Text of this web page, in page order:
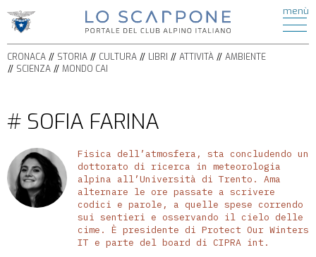
menù
HOME
CRONACA
STORIA
AMBIENTE
ITINERARI
PODCAST
VIDEO
ATTIVITÀ
ESCURSIONISMO
ALPINISMO
ARRAMPICATA
SPELEOLOGIA
ALPINISMO
CIASPOLE
CASCATE
TORRENTISMO
CRONACA STORIA CULTURA LIBRI ATTIVITÀ
AMBIENTE
SCIENZA
MONDO CAI
# SOFIA FARINA
Fisica dell’atmosfera, sta concludendo un
dottorato di ricerca in meteorologia
alpina all’Università di Trento. Ama
alternare le ore passate a scrivere
codici e parole, a quelle spese correndo
sui sentieri e osservando il cielo delle
cime. È presidente di Protect Our Winters
IT e parte del board di CIPRA int.